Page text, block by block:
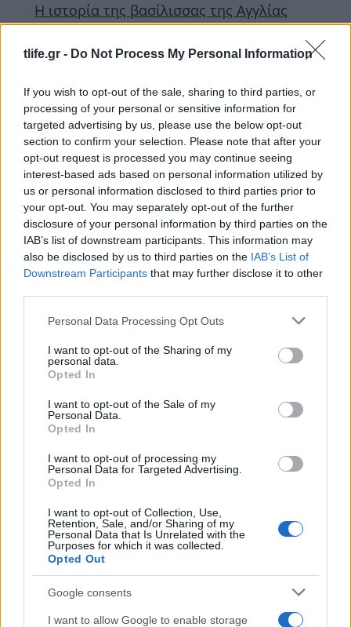
tlife.gr - Do Not Process My Personal Information
If you wish to opt-out of the sale, sharing to third parties, or
processing of your personal or sensitive information for
targeted advertising by us, please use the below opt-out
section to confirm your selection. Please note that after your
opt-out request is processed you may continue seeing
interest-based ads based on personal information utilized by
us or personal information disclosed to third parties prior to
your opt-out. You may separately opt-out of the further
disclosure of your personal information by third parties on the
IAB’s list of downstream participants. This information may
also be disclosed by us to third parties on the IAB’s List of
Downstream Participants that may further disclose it to other
Please note that this website/app uses one or more Google
not limited to your visit or usage behaviour. You may click to
grant or deny consent to Google and its third-party tags to
use your data for below specified purposes in below Google
consent section.
Personal Data Processing Opt Outs
I want to opt-out of the Sharing of my
personal data.
Opted In
I want to opt-out of the Sale of my
Personal Data.
Opted In
I want to opt-out of processing my
Personal Data for Targeted Advertising.
Opted In
I want to opt-out of Collection, Use,
Retention, Sale, and/or Sharing of my
Personal Data that Is Unrelated with the
Purposes for which it was collected.
Opted Out
Google consents
I want to allow Google to enable storage
Η ιστορία της βασίλισσας της Αγγλίας
μέσα από τα πανάκριβα διαμάντια της!
03.01.2012
Σουτιέν… αληθινός θησαυρός, αξίας 1.8
εκατομμυρίων ευρώ!
ΔΙΑΦΗΜΙΣΗ
News
Βρήκαν πλανήτη φτιαγμένο από
διαμάντια!
News
23,050 λίρες για το βασιλικό… iPhone 4!
30.04.2011
News
Τα πιο… κιτς και ακριβά αντικείμενα…
καθημερινής χρήσης!
28.02.2011
News